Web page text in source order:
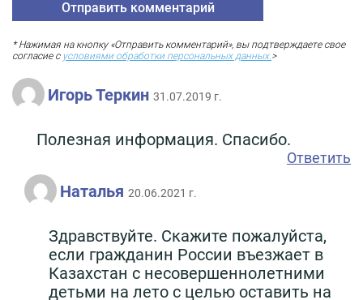
* Нажимая на кнопку «Отправить комментарий», вы подтверждаете свое
согласие с условиями обработки персональных данных.>
Игорь Теркин 31.07.2019 г.
Полезная информация. Спасибо.
Ответить
Наталья 20.06.2021 г.
Здравствуйте. Скажите пожалуйста,
если гражданин России въезжает в
Казахстан с несовершеннолетними
детьми на лето с целью оставить на